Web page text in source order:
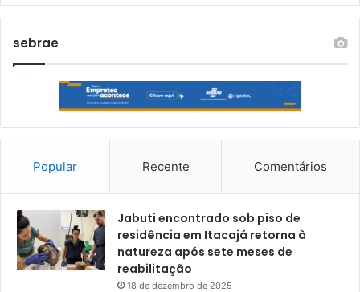
sebrae
Popular Recente Comentários
Jabuti encontrado sob piso de
residência em Itacajá retorna à
natureza após sete meses de
reabilitação
18 de dezembro de 2025